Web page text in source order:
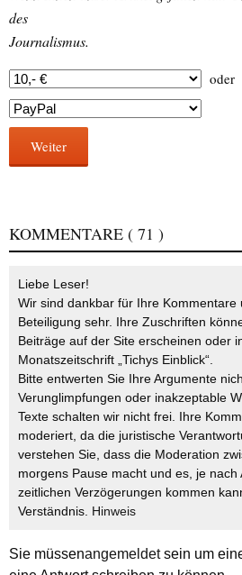
des
Journalismus.
oder
Weiter
KOMMENTARE ( 71 )
Liebe Leser!
Wir sind dankbar für Ihre Kommentare
Beteiligung sehr. Ihre Zuschriften
Beiträge auf der Site erscheinen oder
Monatszeitschrift „Tichys Einblick“.
Bitte entwerten Sie Ihre Argumente
Verunglimpfungen oder inakzeptable
Texte schalten wir nicht frei. Ihre
moderiert, da die juristische
verstehen Sie, dass die Moderation
morgens Pause macht und es, je nach
zeitlichen Verzögerungen kommen
Verständnis. Hinweis
Sie müssenangemeldetsein um